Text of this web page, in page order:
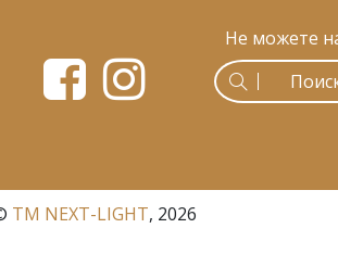
Не можете
ТМ NEXT-LIGHT, 2026